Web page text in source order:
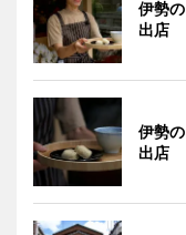
伊勢
出店
伊勢
出店